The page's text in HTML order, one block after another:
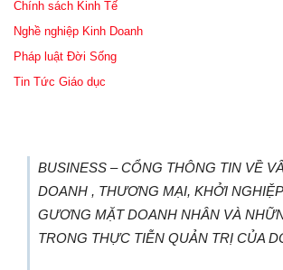
Chính sách Kinh Tế
Nghề nghiệp Kinh Doanh
Pháp luật Đời Sống
Tin Tức Giáo dục
BUSINESS – CỔNG THÔNG TIN VỀ
DOANH , THƯƠNG MẠI, KHỞI
GƯƠNG MẶT DOANH NHÂN VÀ
TRONG THỰC TIỄN QUẢN TRỊ CỦA